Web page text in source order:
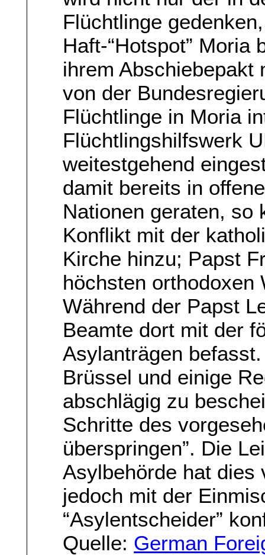
Flüchtlinge
Haft-“Hotspot” Moria
ihrem Abschiebepakt
von der
Flüchtlinge in Moria
Flüchtlingshilfswerk
weitestgehend
damit bereits in
Nationen geraten, so
Konflikt mit der
Kirche hinzu; Papst
höchsten orthodoxen
Während der Papst
Beamte dort mit der
Asylanträgen
Brüssel und einige
abschlägig zu
Schritte des
überspringen”. Die
Asylbehörde hat dies
jedoch mit der
“Asylentscheider”
Quelle: German